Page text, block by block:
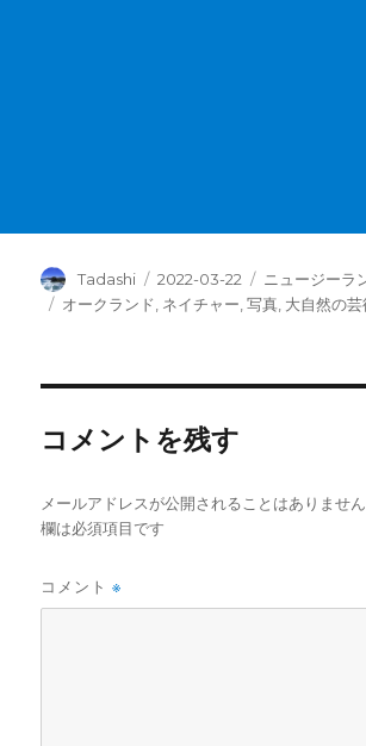
投
稿
Tadashi
投
稿
2022-03-22
カ
テ
ニュージーラ
タ
オークランド ネイチャー ,写真 大自然の芸
コメントを残す
メールアドレスが公開されることはありません
欄は必須項目です
コメント※